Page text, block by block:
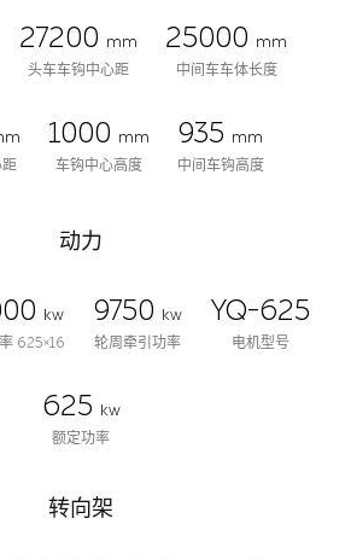
27200 mm
头车车钩中心距
25000 mm
中间车车体长度
距
1000 mm
车钩中心高度
935 mm
中间车钩高度
动力
kw
625×16
9750
kw
轮周牵引功率
YQ-625
电机型号
625
kw
额定功率
转向架